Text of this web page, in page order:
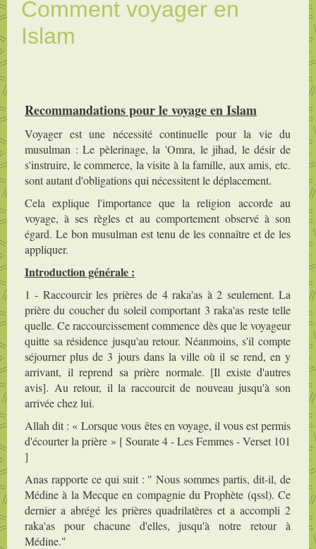
Comment voyager en
Islam
Recommandations pour le voyage en Islam
Voyager est une nécessité continuelle pour la vie du
musulman : Le pèlerinage, la 'Omra, le jihad, le désir de
s'instruire, le commerce, la visite à la famille, aux amis, etc.
sont autant d'obligations qui nécessitent le déplacement.
Cela explique l'importance que la religion accorde au
voyage, à ses règles et au comportement observé à son
égard. Le bon musulman est tenu de les connaître et de les
appliquer.
Introduction générale :
1 - Raccourcir les prières de 4 raka'as à 2 seulement. La
prière du coucher du soleil comportant 3 raka'as reste telle
quelle. Ce raccourcissement commence dès que le voyageur
quitte sa résidence jusqu'au retour. Néanmoins, s'il compte
séjourner plus de 3 jours dans la ville où il se rend, en y
arrivant, il reprend sa prière normale. [Il existe d'autres
avis]. Au retour, il la raccourcit de nouveau jusqu'à son
arrivée chez lui.
Allah dit : « Lorsque vous êtes en voyage, il vous est permis
d'écourter la prière » [ Sourate 4 - Les Femmes - Verset 101
]
Anas rapporte ce qui suit : " Nous sommes partis, dit-il, de
Médine à la Mecque en compagnie du Prophète (qssl). Ce
dernier a abrégé les prières quadrilatères et a accompli 2
raka'as pour chacune d'elles, jusqu'à notre retour à
Médine."